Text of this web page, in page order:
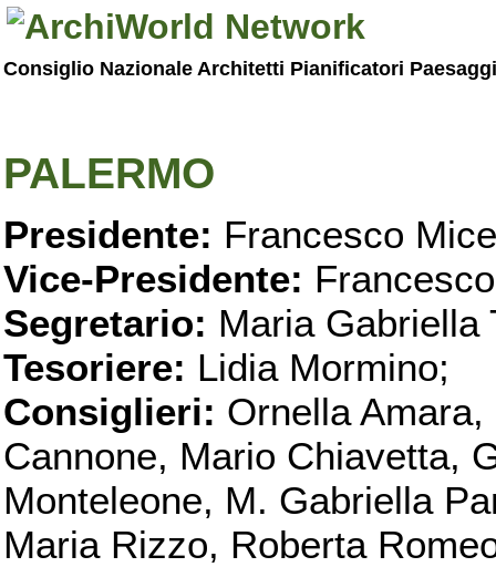
Consiglio Nazionale Architetti Pianificatori
PALERMO
Presidente: Francesco
Vice-Presidente:
Segretario: Maria Gabriella
Tesoriere: Lidia Mormino;
Consiglieri: Ornella
Cannone, Mario Chiavetta,
Monteleone, M. Gabriella
Maria Rizzo, Roberta